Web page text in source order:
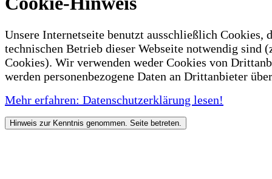
Unsere Internetseite benutzt ausschließlich Cookies,
technischen Betrieb dieser Webseite notwendig sind
Cookies). Wir verwenden weder Cookies von
werden personenbezogene Daten an Drittanbieter
Mehr erfahren: Datenschutzerklärung lesen!
Hinweis zur Kenntnis genommen. Seite betreten.